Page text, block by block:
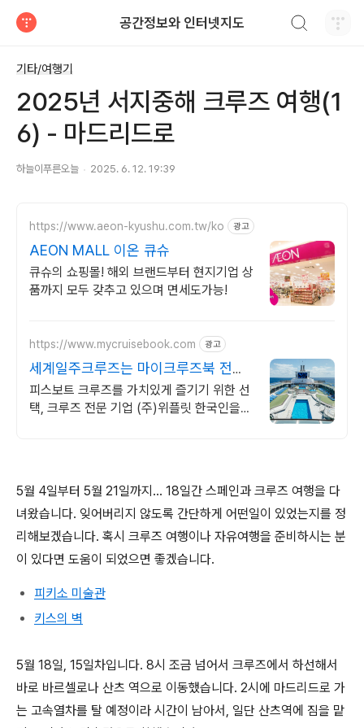
공간정보와 인터넷지도
기타/여행기
2025년 서지중해 크루즈 여행(1
6) - 마드리드로
하늘이푸른오늘 2025. 6. 12. 19:39
https://www.aeon-kyushu.com.tw/ko 광고
AEON MALL 이온 큐슈
큐슈의 쇼핑몰! 해외 브랜드부터 현지기업 상
품까지 모두 갖추고 있으며 면세도가능!
https://www.mycruisebook.com 광고
세계일주크루즈는 마이크루즈북 전세
계 유일, 한국어 지원
피스보트 크루즈를 가치있게 즐기기 위한 선
택, 크루즈 전문 기업 (주)위플릿 한국인을
5월 4일부터 5월 21일까지... 18일간 스페인과 크루즈 여행을 다
녀왔습니다. 잊어버리지 않도록 간단하게 어떤일이 있었는지를 정
리해보겠습니다. 혹시 크루즈 여행이나 자유여행을 준비하시는 분
이 있다면 도움이 되었으면 좋겠습니다.
피키소 미술관
키스의 벽
5월 18일, 15일차입니다. 8시 조금 넘어서 크루즈에서 하선해서
바로 바르셀로나 산츠 역으로 이동했습니다. 2시에 마드리드로 가
는 고속열차를 탈 예정이라 시간이 남아서, 일단 산츠역에 짐을 맡